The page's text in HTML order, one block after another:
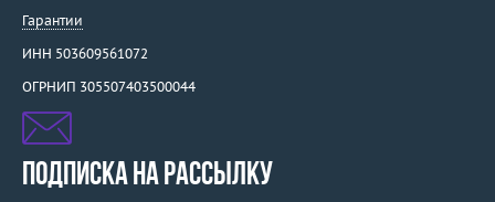
Гарантии
ИНН 503609561072
ОГРНИП 305507403500044
ПОДПИСКА НА РАССЫЛКУ